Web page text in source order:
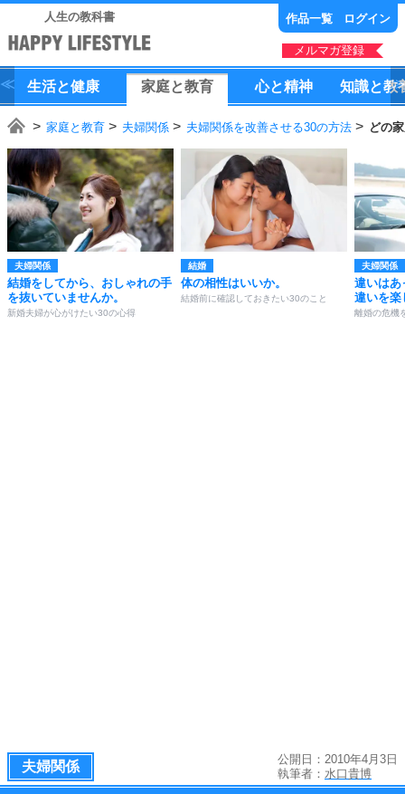
人生の教科書 作品一覧 ログイン
メルマガ登録
生活と健康 家庭と教育 心と精神 知識と教
家庭と教育 夫婦関係 夫婦関係を改善させる30の方法 どの
夫婦関係
結婚をしてから、おしゃれの手
を抜いていませんか。
新婚夫婦が心がけたい30の心得
結婚
体の相性はいいか。
結婚前に確認しておきたい30のこと
夫婦関係
違いはあ
違いを楽
離婚の危機
夫婦関係
公開日：2010年4月3日
執筆者： 水口貴博